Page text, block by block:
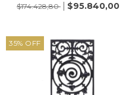
$174.428,80
$95.840,00
35% OFF